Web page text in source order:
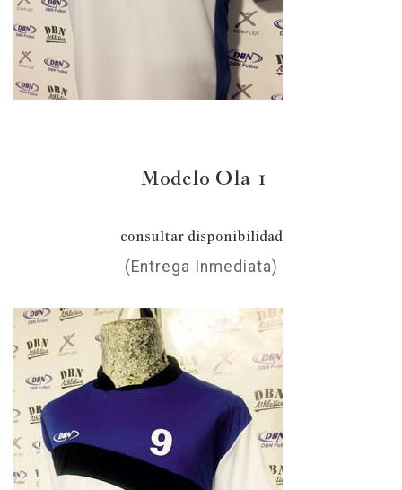
Modelo Ola 1
consultar disponibilidad
(Entrega Inmediata)